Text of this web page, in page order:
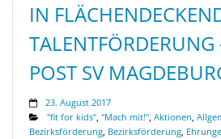
IN
TALENTFÖRDERUNG
POST SV
23. August 2017
"fit for kids", "Mach mit!", Aktionen,
Bezirksförderung, Bezirksförderung,